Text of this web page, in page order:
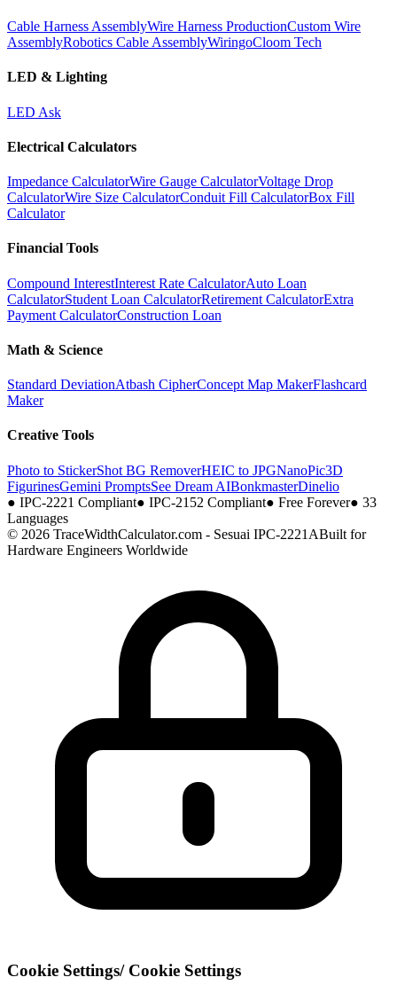
Cable Harness AssemblyWire Harness ProductionCustom Wire
AssemblyRobotics Cable AssemblyWiringoCloom Tech
LED & Lighting
LED Ask
Electrical Calculators
Impedance CalculatorWire Gauge CalculatorVoltage Drop
CalculatorWire Size CalculatorConduit Fill CalculatorBox Fill
Calculator
Financial Tools
Compound InterestInterest Rate CalculatorAuto Loan
CalculatorStudent Loan CalculatorRetirement CalculatorExtra
Payment CalculatorConstruction Loan
Math & Science
Standard DeviationAtbash CipherConcept Map MakerFlashcard
Maker
Creative Tools
Photo to StickerShot BG RemoverHEIC to JPGNanoPic3D
FigurinesGemini PromptsSee Dream AIBonkmasterDinelio
● IPC-2221 Compliant● IPC-2152 Compliant● Free Forever● 33
Languages
© 2026 TraceWidthCalculator.com - Sesuai IPC-2221ABuilt for
Hardware Engineers Worldwide
Cookie Settings/ Cookie Settings